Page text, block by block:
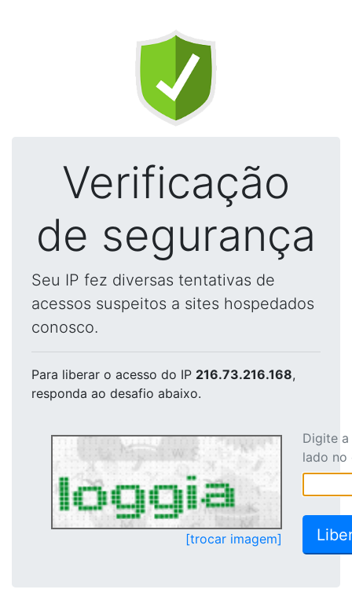
Verificação
de segurança
Seu IP fez diversas tentativas de
acessos suspeitos a sites hospedados
conosco.
Para liberar o acesso do IP 216.73.216.168,
responda ao desafio abaixo.
[trocar imagem]
Digite
lado no